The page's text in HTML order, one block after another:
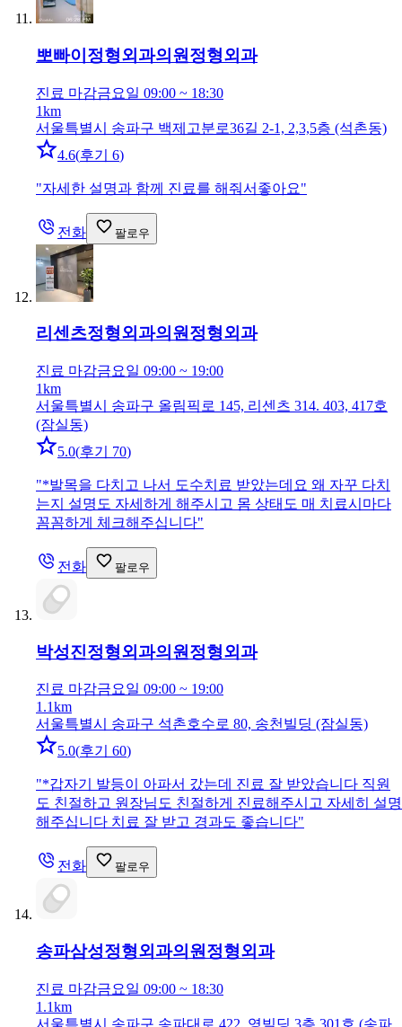
뽀빠이정형외과의원 정형외과
진료 마감금요일 09:00 ~ 18:30
1km
서울특별시 송파구 백제고분로36길 2-1, 2,3,5층 (석촌동)
4.6(후기 6)
"자세한 설명과 함께 진료를 해줘서좋아요"
전화 팔로우
리센츠정형외과의원정형외과
진료 마감금요일 09:00 ~ 19:00
1km
서울특별시 송파구 올림픽로 145, 리센츠 314. 403, 417호
(잠실동)
5.0(후기 70)
"*발목을 다치고 나서 도수치료 받았는데요 왜 자꾸 다치
는지 설명도 자세하게 해주시고 몸 상태도 매 치료시마다
꼼꼼하게 체크해주십니다"
전화 팔로우
박성진정형외과의원 정형외과
진료 마감금요일 09:00 ~ 19:00
1.1km
서울특별시 송파구 석촌호수로 80, 송천빌딩 (잠실동)
5.0(후기 60)
"*갑자기 발등이 아파서 갔는데 진료 잘 받았습니다 직원
도 친절하고 원장님도 친절하게 진료해주시고 자세히 설명
해주십니다 치료 잘 받고 경과도 좋습니다"
전화 팔로우
송파삼성정형외과의원 정형외과
진료 마감금요일 09:00 ~ 18:30
1.1km
서울특별시 송파구 송파대로 422, 영빌딩 3층 301호 (송파